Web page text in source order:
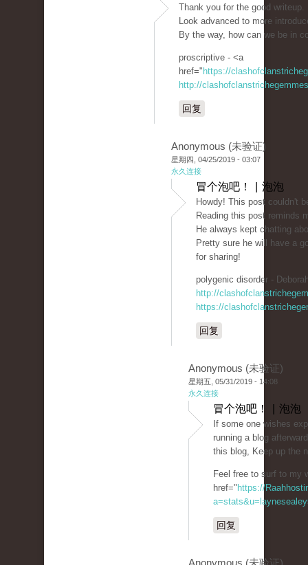
Thank you for the good
Look advanced to more
By the way, how can we be in
proscriptive - <a
href=" https://
http://
回复
Anonymous (未验证)
星期四, 04/25/2019 - 03:07
永久连接
冒个泡吧！ | 泡泡
Howdy! This post couldn't
Reading this post reminds
He always kept chatting
Pretty sure he will have a
for sharing!
polygenic disorder -
http://
https://
回复
Anonymous (未验证)
星期五, 05/31/2019 - 14:08
永久连接
冒个泡吧！ | 泡泡
If some one wishes
running a blog
this blog, Keep up the
Feel free to surf to my
href=" https://
回复